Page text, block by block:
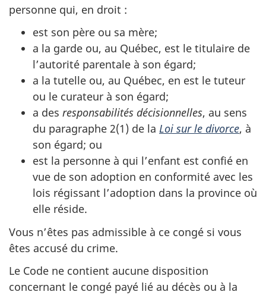
personne qui, en droit :
est son père ou sa mère;
a la garde ou, au Québec, est le titulaire de
l’autorité parentale à son égard;
a la tutelle ou, au Québec, en est le tuteur
ou le curateur à son égard;
a des responsabilités décisionnelles, au sens
du paragraphe 2(1) de la Loi sur le divorce, à
son égard; ou
est la personne à qui l’enfant est confié en
vue de son adoption en conformité avec les
lois régissant l’adoption dans la province où
elle réside.
Vous n’êtes pas admissible à ce congé si vous
êtes accusé du crime.
Le Code ne contient aucune disposition
concernant le congé payé lié au décès ou à la